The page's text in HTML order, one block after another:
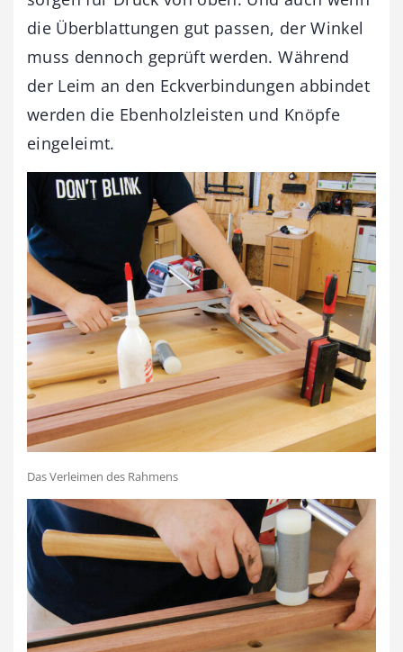
die Überblattungen gut passen, der Winkel
muss dennoch geprüft werden. Während
der Leim an den Eckverbindungen abbindet
werden die Ebenholzleisten und Knöpfe
eingeleimt.
Das Verleimen des Rahmens